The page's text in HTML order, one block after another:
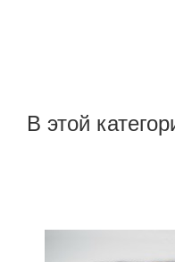
В этой